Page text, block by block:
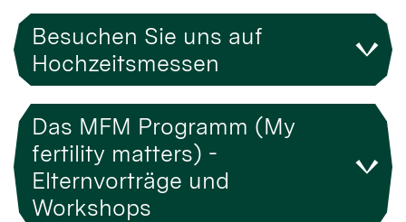
Besuchen Sie uns auf
Hochzeitsmessen
Das MFM Programm (My
fertility matters) -
Elternvorträge und
Workshops